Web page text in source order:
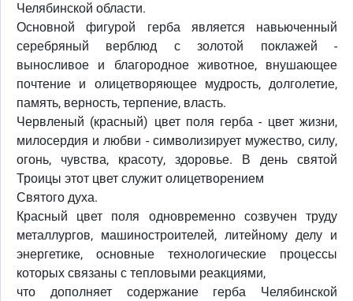
Челябинской области.
Основной фигурой герба является навьюченный
серебряный верблюд с золотой поклажей -
выносливое и благородное животное, внушающее
почтение и олицетворяющее мудрость, долголетие,
память, верность, терпение, власть.
Червленый (красный) цвет поля герба - цвет жизни,
милосердия и любви - символизирует мужество, силу,
огонь, чувства, красоту, здоровье. В день святой
Троицы этот цвет служит олицетворением
Святого духа.
Красный цвет поля одновременно созвучен труду
металлургов, машиностроителей, литейному делу и
энергетике, основные технологические процессы
которых связаны с тепловыми реакциями,
что дополняет содержание герба Челябинской